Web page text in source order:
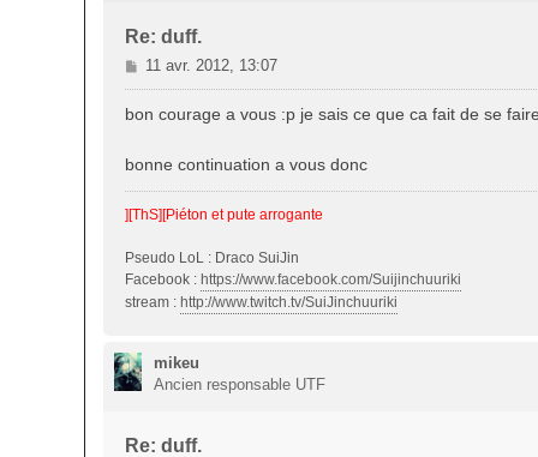
Re: duff.
M
e
g
e
11 avr. 2012, 13:07
bon courage a vous :p je sais ce que ca fait de se
bonne continuation a vous donc
][ThS][Piéton et pute arrogante
Pseudo LoL : Draco SuiJin
Facebook : https://www.facebook.com/Suijinchuuriki
stream : http://www.twitch.tv/SuiJinchuuriki
mikeu
Ancien responsable UTF
Re: duff.